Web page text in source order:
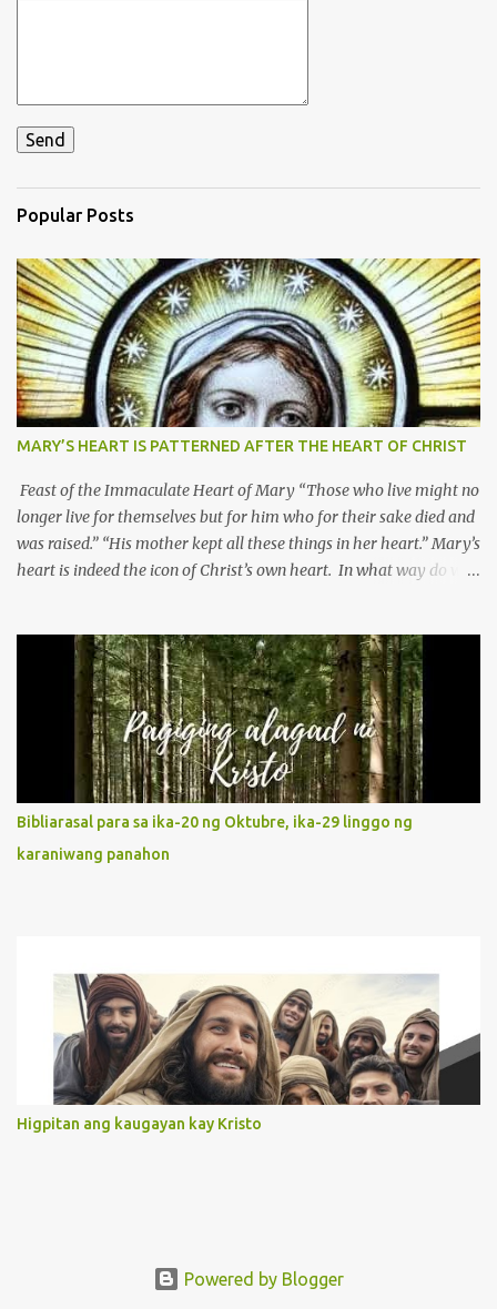
Popular Posts
MARY’S HEART IS PATTERNED AFTER THE HEART OF CHRIST
Feast of the Immaculate Heart of Mary “Those who live might no
longer live for themselves but for him who for their sake died and
was raised.” “His mother kept all these things in her heart.” Mary’s
heart is indeed the icon of Christ’s own heart. In what way do we
Without questions whatsoever, let us orient ourselves to follow
Jesus, not stick on our own. 2. Her servanthood is unquestionable.
It is like Jesus who did the Father’s will with his whole life. May
our actions and words would likewise mirror Jesus’ words and
actions. 3. She has a pondering heart. Her human heart, though
limited in understanding, becomes limitless because of its
orientation to follow her Son wherever he goes. At the end of our
lives, as we review all the events that happened to us, may we
discern to take the right path that leads to Jesus....
Bibliarasal para sa ika-20 ng Oktubre, ika-29 linggo ng
karaniwang panahon
Higpitan ang kaugayan kay Kristo
Powered by Blogger